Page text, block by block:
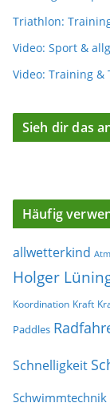
Triathlon:
Video: Sport &
Video: Training &
Sieh dir das
Häufig
allwetterkind
Holger
Koordination Kraft
Paddles
Schnelligkeit
Schwimmtechnik